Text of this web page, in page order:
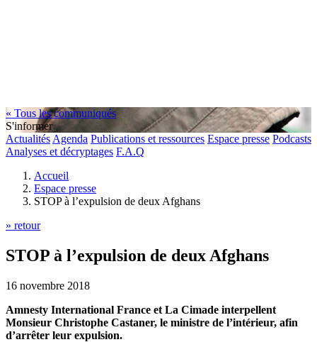
« Tous les communiqués
S'informer
Actualités Agenda Publications et ressources Espace presse Podcasts
Analyses et décryptages F.A.Q
Accueil
Espace presse
STOP à l’expulsion de deux Afghans
» retour
STOP à l’expulsion de deux Afghans
16 novembre 2018
Amnesty International France et La Cimade interpellent
Monsieur Christophe Castaner, le ministre de l’intérieur, afin
d’arrêter leur expulsion.